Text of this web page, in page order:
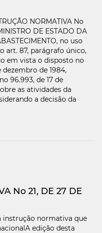
NORMATIVA No
DE ESTADO DA
no uso
art. 87, parágrafo único,
em vista o disposto no
dezembro de 1984,
96.993, de 17 de
as atividades da
a decisão da
No 21, DE 27 DE
instrução normativa que
edição desta